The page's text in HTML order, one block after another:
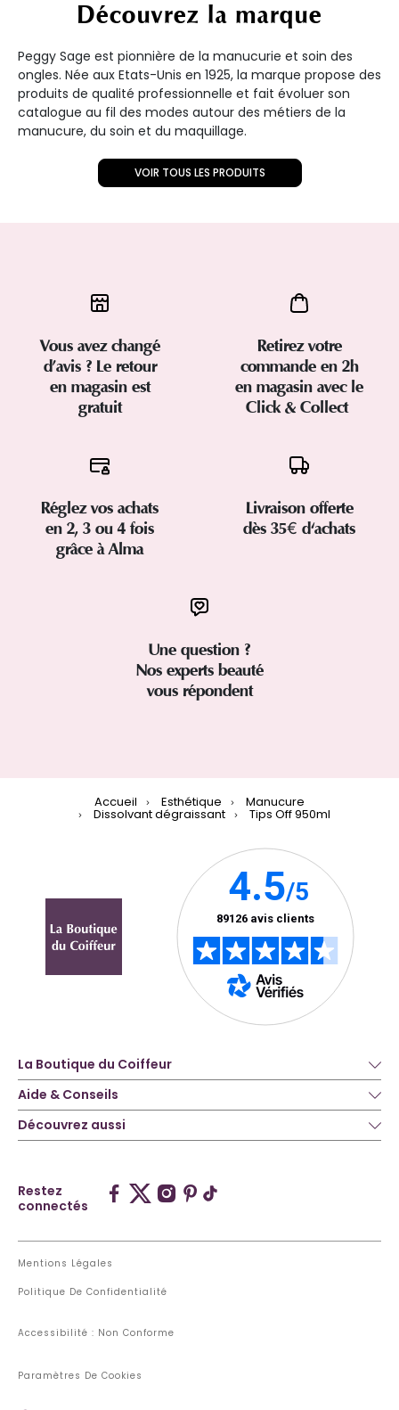
Découvrez la marque
Peggy Sage est pionnière de la manucurie et soin des
ongles. Née aux Etats-Unis en 1925, la marque propose des
produits de qualité professionnelle et fait évoluer son
catalogue au fil des modes autour des métiers de la
manucure, du soin et du maquillage.
VOIR TOUS LES PRODUITS
Vous avez changé
d’avis ? Le retour
en magasin est
gratuit
Retirez votre
commande en 2h
en magasin avec le
Click & Collect
Réglez vos achats
en 2, 3 ou 4 fois
grâce à Alma
Livraison offerte
dès 35€ d'achats
Une question ?
Nos experts beauté
vous répondent
Accueil Esthétique Manucure
Dissolvant dégraissant Tips Off 950ml
La Boutique du Coiffeur
Aide & Conseils
Découvrez aussi
Restez
connectés
Mentions Légales
Politique De Confidentialité
Accessibilité : Non Conforme
Paramètres De Cookies